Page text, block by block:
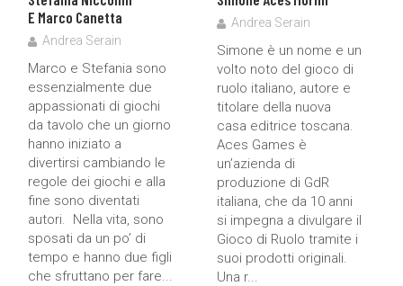
E Marco Canetta
Andrea Serain
Marco e Stefania sono
essenzialmente due
appassionati di giochi
da tavolo che un giorno
hanno iniziato a
divertirsi cambiando le
regole dei giochi e alla
fine sono diventati
autori. Nella vita, sono
sposati da un po’ di
tempo e hanno due figli
che sfruttano per fare...
Andrea Serain
Simone è un nome e un
volto noto del gioco di
ruolo italiano, autore e
titolare della nuova
casa editrice toscana.
Aces Games è
un’azienda di
produzione di GdR
italiana, che da 10 anni
si impegna a divulgare il
Gioco di Ruolo tramite i
suoi prodotti originali.
Una r...